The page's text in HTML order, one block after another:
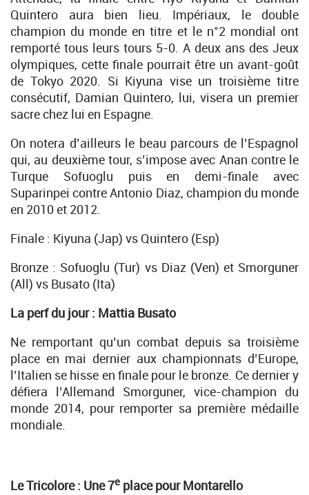
Quintero aura bien lieu. Impériaux, le double
champion du monde en titre et le n°2 mondial ont
remporté tous leurs tours 5-0. A deux ans des Jeux
olympiques, cette finale pourrait être un avant-goût
de Tokyo 2020. Si Kiyuna vise un troisième titre
consécutif, Damian Quintero, lui, visera un premier
sacre chez lui en Espagne.
On notera d’ailleurs le beau parcours de l’Espagnol
qui, au deuxième tour, s’impose avec Anan contre le
Turque Sofuoglu puis en demi-finale avec
Suparinpei contre Antonio Diaz, champion du monde
en 2010 et 2012.
Finale : Kiyuna (Jap) vs Quintero (Esp)
Bronze : Sofuoglu (Tur) vs Diaz (Ven) et Smorguner
(All) vs Busato (Ita)
La perf du jour : Mattia Busato
Ne remportant qu’un combat depuis sa troisième
place en mai dernier aux championnats d’Europe,
l’Italien se hisse en finale pour le bronze. Ce dernier y
défiera l’Allemand Smorguner, vice-champion du
monde 2014, pour remporter sa première médaille
mondiale.
Le Tricolore : Une 7e place pour Montarello